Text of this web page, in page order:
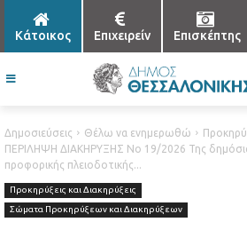
Κάτοικος Επιχειρείν Επισκέπτης
Δημοσιεύσεις Θέλω να ενημερωθώ
ΠΕΡΙΛΗΨΗ ΔΙΑΚΗΡΥΞΗΣ Νο 19/2026 Της
προφορικής πλειοδοτικής...
Προκηρύξεις και Διακηρύξεις
Σώματα Προκηρύξεων και Διακηρύξεων